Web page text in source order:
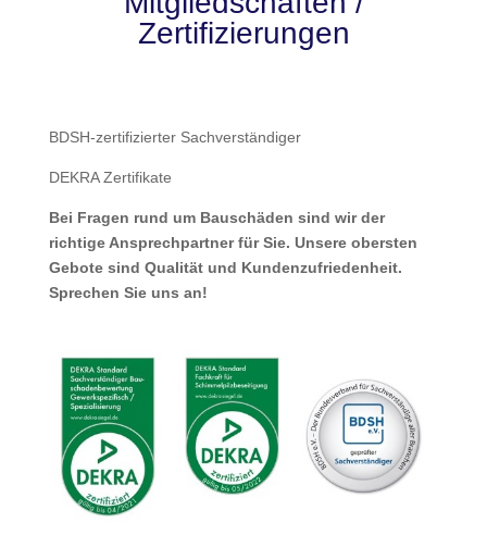
Zertifizierungen
BDSH-zertifizierter Sachverständiger
DEKRA Zertifikate
Bei Fragen rund um Bauschäden sind wir der
richtige Ansprechpartner für Sie. Unsere obersten
Gebote sind Qualität und Kundenzufriedenheit.
Sprechen Sie uns an!